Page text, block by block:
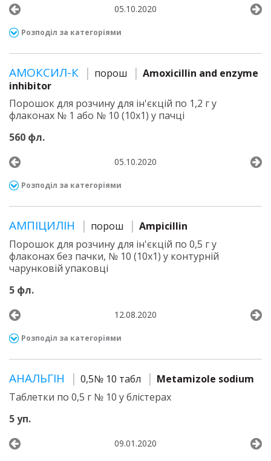
05.10.2020
Розподіл за категоріями
АМОКСИЛ-К порош
Amoxicillin and enzyme
inhibitor
Порошок для розчину для ін'єкцій по 1,2 г у
флаконах № 1 або № 10 (10х1) у пачці
560 фл.
05.10.2020
Розподіл за категоріями
АМПІЦИЛІН порош
Ampicillin
Порошок для розчину для ін'єкцій по 0,5 г у
флаконах без пачки, № 10 (10х1) у контурній
чарунковій упаковці
5 фл.
12.08.2020
Розподіл за категоріями
АНАЛЬГІН 0,5№ 10 табл
Metamizole sodium
Таблетки по 0,5 г № 10 у блістерах
5 уп.
09.01.2020